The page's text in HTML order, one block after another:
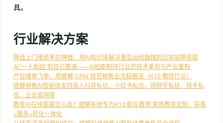
具。
行业解决方案
降低上门维修率的神器：用AI知识库解决重型运动器械的日常故障答疑
从“一人剧组”到百亿赛道——AI短剧制作行业的技术革命与产业重构
严控撞单飞单，用螳螂 CRM 规范销售全流程跟进（K12 教培行业）
螳螂销售AI智能体支持接入抖音私信、小红书私信、视频号私信、快手私
信、企业官网等
教育AI在线客服怎么选？螳螂系统专为K12/职业教育/素质教育定制，获客
+服务+转化一体化